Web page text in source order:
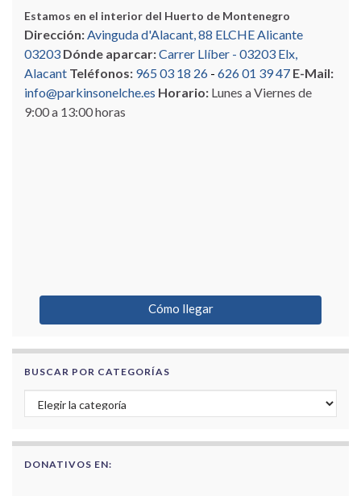
Estamos en el interior del Huerto de Montenegro
Dirección:Avinguda d'Alacant, 88 ELCHE Alicante
03203 Dónde aparcar:Carrer Llíber - 03203 Elx,
Alacant Teléfonos: 965 03 18 26 - 626 01 39 47 E-Mail:
info@parkinsonelche.es Horario: Lunes a Viernes de
9:00 a 13:00 horas
Cómo llegar
BUSCAR POR CATEGORÍAS
Buscar por categorías
DONATIVOS EN: